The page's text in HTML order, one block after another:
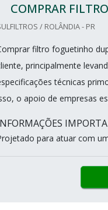
COMPRAR
/ ROLÂNDIA - PR
filtro foguetinho
principalmente
técnicas
o apoio de empresas
para atuar com